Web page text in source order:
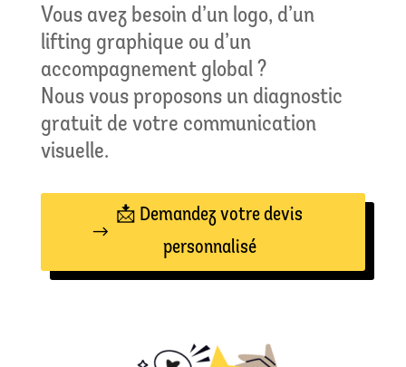
Vous avez besoin d’un logo, d’un
lifting graphique ou d’un
accompagnement global ?
Nous vous proposons un diagnostic
gratuit de votre communication
visuelle.
📩 Demandez votre devis
personnalisé